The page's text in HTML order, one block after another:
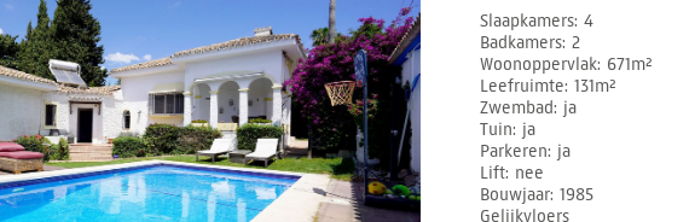
Slaapkamers 4
Badkamers 2
Woonoppervlak 671m²
Leefruimte 131m²
Zwembad
ja
Tuin ja
Parkeren ja
Lift nee
Bouwjaar 1985
Gelijkvloers